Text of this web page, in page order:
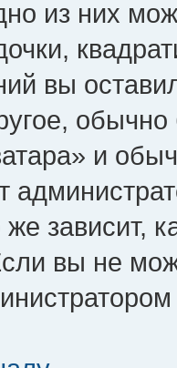
из них
вы
и
же зависит,
вы не